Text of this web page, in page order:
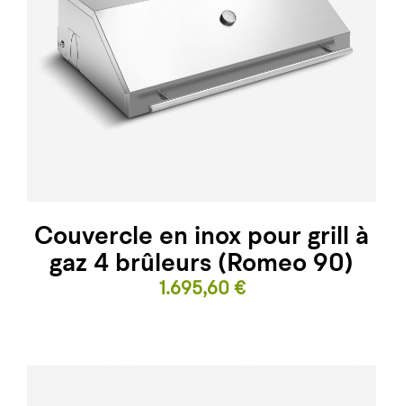
Couvercle en inox pour grill à
gaz 4 brûleurs (Romeo 90)
Prix
1.695,60 €